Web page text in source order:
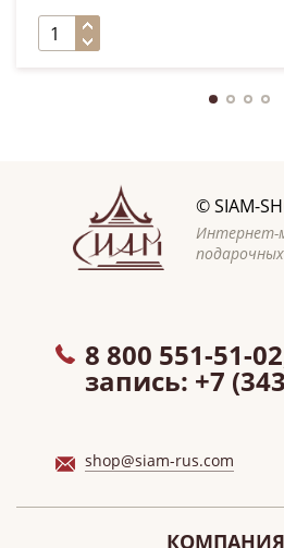
©SIAM-
Интернет-
8 800 551-51-
запись: +7
shop@siam-rus.com
КОМПАНИЯ